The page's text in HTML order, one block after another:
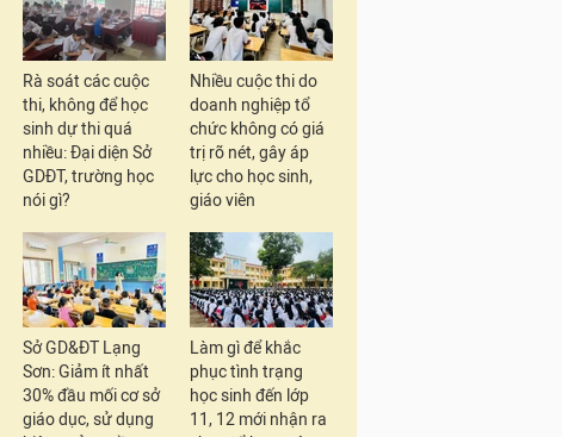
Rà soát các cuộc
thi, không để học
sinh dự thi quá
nhiều: Đại diện Sở
GDĐT, trường học
nói gì?
Nhiều cuộc thi do
doanh nghiệp tổ
chức không có giá
trị rõ nét, gây áp
lực cho học sinh,
giáo viên
Sở GD&ĐT Lạng
Sơn: Giảm ít nhất
30% đầu mối cơ sở
giáo dục, sử dụng
Làm gì để khắc
phục tình trạng
học sinh đến lớp
11, 12 mới nhận ra